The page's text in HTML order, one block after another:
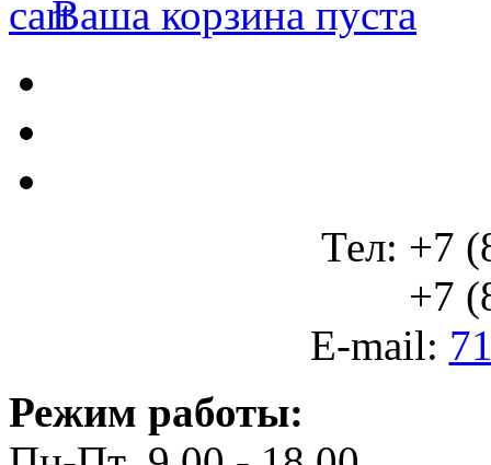
Ваша корзина пуста
Тел: +7
+7
E-mail:
Режим работы: